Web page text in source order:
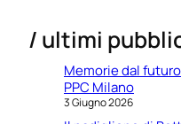
/ ultimi
Memorie dal
PPC Milano
3 Giugno 2026